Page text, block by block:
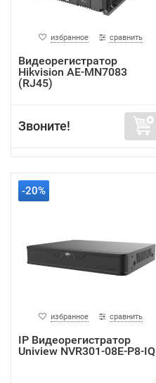
избранное сравнить
Видеорегистратор
Hikvision AE-MN7083
(RJ45)
Звоните!
-20%
избранное сравнить
IP Видеорегистратор
Uniview NVR301-08E-P8-IQ